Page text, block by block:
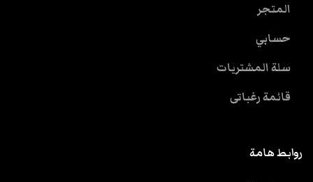
المتجر
حسابي
سلة المشتريات
قائمة رغباتى
روابط هامة